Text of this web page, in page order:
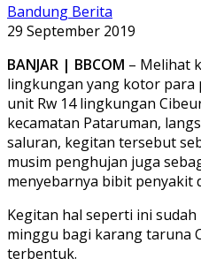
Bandung Berita
29 September 2019
BANJAR | BBCOM – Melihat
lingkungan yang kotor para
unit Rw 14 lingkungan
kecamatan Pataruman,
saluran, kegitan tersebut
musim penghujan juga
menyebarnya bibit penyakit
Kegitan hal seperti ini
minggu bagi karang taruna
terbentuk.